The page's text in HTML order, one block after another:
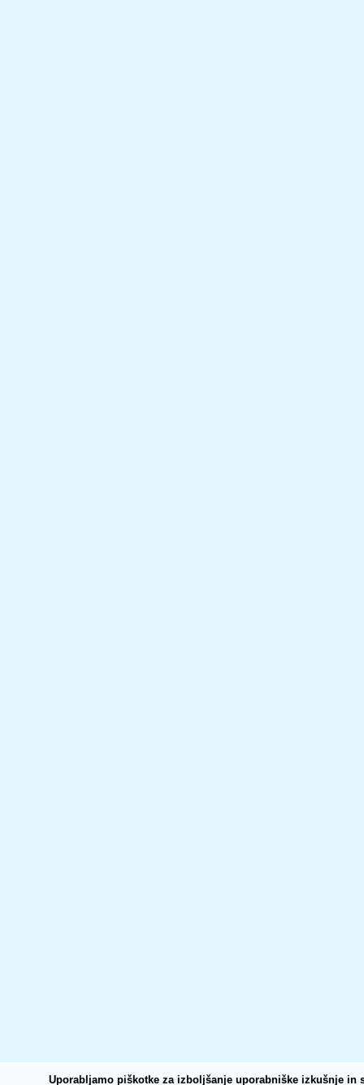
Uporabljamo piškotke za izboljšanje uporabniške izkušnje in